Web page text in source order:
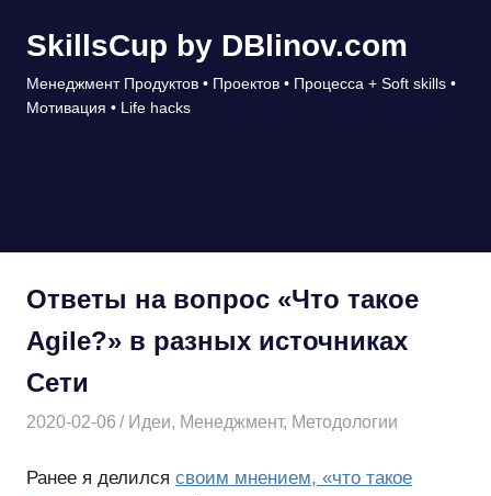
SkillsCup by DBlinov.com
Менеджмент Продуктов • Проектов • Процесса + Soft skills •
Мотивация • Life hacks
Ответы на вопрос «Что такое
Agile?» в разных источниках
Сети
2020-02-06 Дмитрий
Идеи, Менеджмент, Методологии
Ранее я делился своим мнением, «что такое